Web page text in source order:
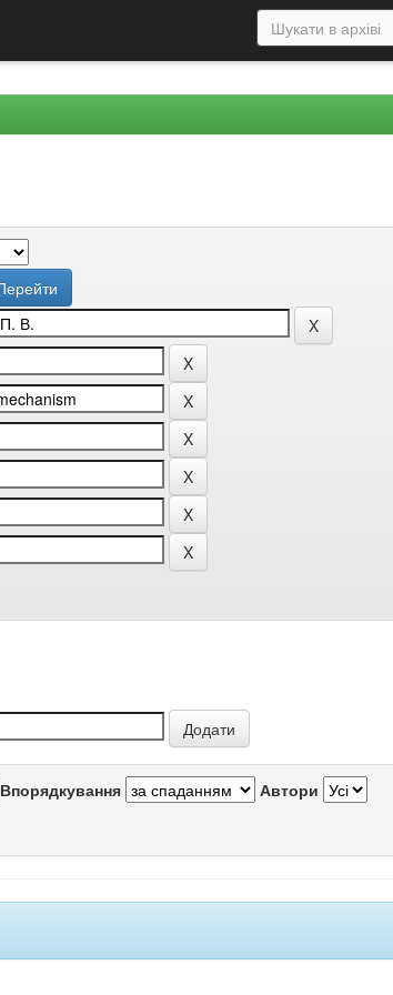
Впорядкування Автори